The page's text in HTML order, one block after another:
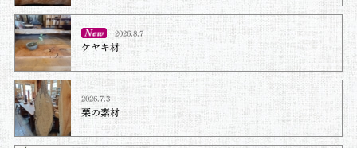
2026.8.7
ケヤキ材⁡
2026.7.3
栗の素材